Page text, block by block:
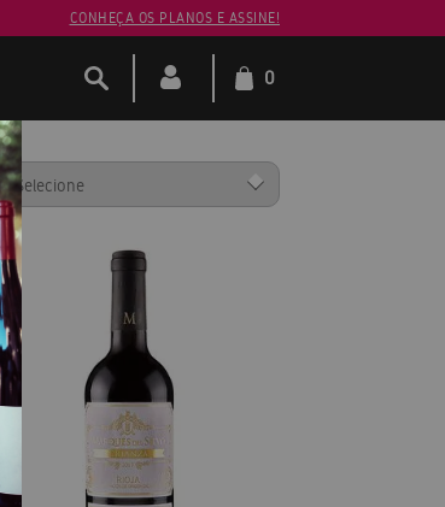
CONHEÇA OS PLANOS E ASSINE!
0